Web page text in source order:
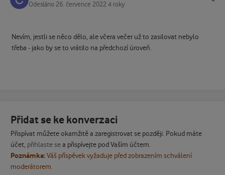
Odesláno 26. července 2022 4 roky
Nevím, jestli se něco dělo, ale včera večer už to zasilovat nebylo
třeba - jako by se to vrátilo na předchozí úroveň.
Přidat se ke konverzaci
Přispívat můžete okamžitě a zaregistrovat se později. Pokud máte
účet, přihlaste sea přispívejte pod Vaším účtem.
Poznámka:Váš příspěvek vyžaduje před zobrazením schválení
moderátorem.